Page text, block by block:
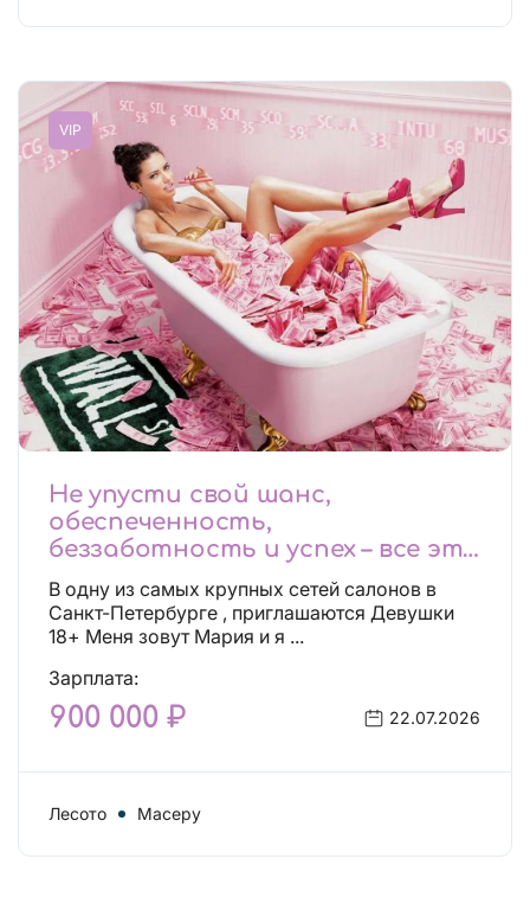
VIP
Не упусти свой шанс,
обеспеченность,
беззаботность и успех – все это
будет уже завтра, поспеши!
Лучшие условия!
В одну из самых крупных сетей салонов в
Санкт-Петербурге , приглашаются Девушки
18+ Меня зовут Мария и я ...
Зарплата:
900 000 ₽ 22.07.2026
Лесото Масеру